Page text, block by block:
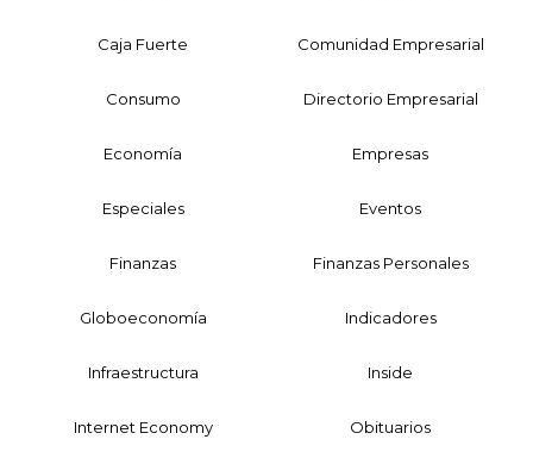
Caja Fuerte Comunidad Empresarial
Consumo Directorio Empresarial
Economía Empresas
Especiales Eventos
Finanzas Finanzas Personales
Globoeconomía Indicadores
Infraestructura Inside
Internet Economy Obituarios